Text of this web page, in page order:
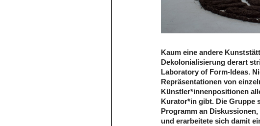
Kaum eine andere
Dekolonialisierung derart
Laboratory of Form-Ideas.
Repräsentationen von
Künstler*innenpositionen
Kurator*in gibt. Die Gruppe
Programm an
und erarbeitete sich damit